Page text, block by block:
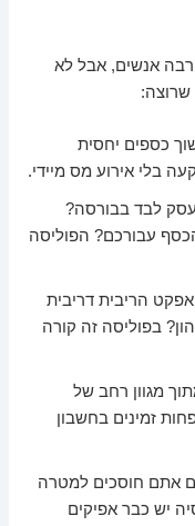
אנשים, אבל לא
שרוצה:
כספים יחסית
בלי אירוע מס מיידי.
לבד בבורסה?
עבורכם? הפוליסה
הריבית דריבית
בפוליסה זה קורה
מגוון רחב של
זמינים בחשבון
אתם חוסכים למטרה
יש כבר אפיקים